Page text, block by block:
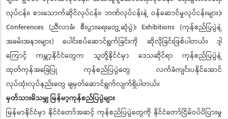
လုပ်ငန်း၊ စားသောက်ဆိုင်လုပ်ငန်း၊ ဘဏ်လုပ်ငန်းနဲ့ ဝန်ဆောင်မှုလုပ်ငန်းများ)၊
Conferences (ညီလာခံ၊ စီးပွားရေးတွေ့ဆုံပွဲ)၊ Exhibitions (ကုန်စည်ပြပွဲနဲ့
အခမ်းအနားများ) ပေါင်းစပ်ဆောင်ရွက်ခြင်းကို ဆိုလိုခြင်းဖြစ်ပါတယ်။ ဒါ့
ကြောင့် ကမ္ဘာ့နိုင်ငံတွေက သူတို့နိုင်ငံမှာ ဒေသဆိုင်ရာ ကုန်စည်ပြပွဲနဲ့
ထုတ်ကုန်အခြေပြု ကုန်စည်ပြပွဲတွေ လက်ခံကျင်းပနိုင်အောင်
လုပ်ထုံးလုပ်နည်းတွေ ချမှတ်ဆောင်ရွက်လျက်ရှိပါတယ်။
မှတ်သားမိသမျှ မြန်မာ့ကုန်စည်ပြပွဲများ
မြန်မာနိုင်ငံမှာ နိုင်ငံတော်အဆင့် ကုန်စည်ပြပွဲတွေကို နိုင်ငံတော်ငြိမ်ဝပ်ပိပြားမှု